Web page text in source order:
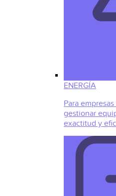
ENERGÍA
Para
gestionar
exactitud y